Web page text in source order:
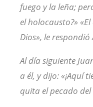
fuego y la leña;
el holocausto?»
Dios», le
Al día siguiente
a él, y dijo: «¡Aquí
quita el pecado